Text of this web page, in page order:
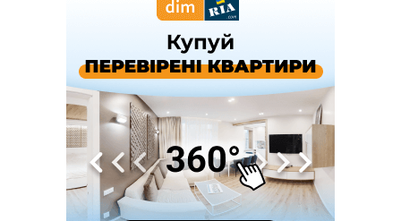
тендер на 7 мільйонів на благоустрій Німецького озера
У Калуші на озері в міському парку масово загинули
Майстра лісу з Верховинщини оштрафували на 600 тисяч за
переправлення чоловіків до Румунії
На Прикарпатті через негоду сталися аварійні вимкнення
світла
За змову на тендері для Долинської лікарні двох
підприємців оштрафували на 272 тисячі гривень
Яремчанський суд виніс вирок чоловіку, який у Буковелі
вкрав із супермаркету пляшку віскі за 8,5 тисяч